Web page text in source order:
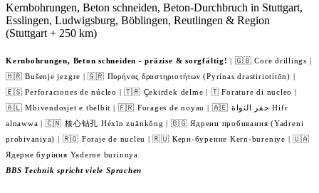
Kernbohrungen, Beton schneiden, Beton-Durchbruch in Stuttgart,
Esslingen, Ludwigsburg, Böblingen, Reutlingen & Region
(Stuttgart + 250 km)
Kernbohrungen, Beton schneiden - präzise & sorgfältig! | 🇬🇧 Core drillings |
🇭🇷 Bušenje jezgre | 🇬🇷 Πυρήνας δραστηριοτήτων (Pyrínas drastiriotítōn) |
🇪🇸 Perforaciones de núcleo | 🇹🇷 Çekirdek delme | 🇹 Forature di nucleo |
🇦🇱 Mbivendosjet e thelbit | 🇫🇷 Forages de noyau | 🇦🇪 حفر النواة Hifr
alnawwa | 🇨🇳 核心钻孔 Héxīn zuānkǒng | 🇧🇬 Ядрени пробивания (Yadreni
probivaniya) | 🇷🇴 Foraje de nucleu | 🇷🇺 Керн-бурение Kern-bureniye | 🇺🇦
Ядерне буріння Yaderne burinnya
BBS Technik spricht viele Sprachen